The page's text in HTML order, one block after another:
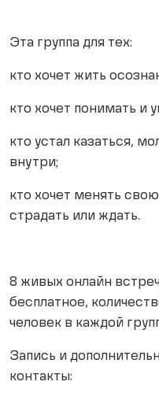
Эта группа для тех:
кто хочет жить
кто хочет понимать и
кто устал казаться,
внутри;
кто хочет менять
страдать или ждать.
8 живых онлайн
бесплатное,
человек в каждой
Запись и
контакты: